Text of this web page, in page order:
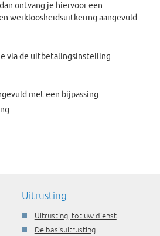
ontvang je hiervoor een
werkloosheidsuitkering aangevuld
via de uitbetalingsinstelling
met een bijpassing.
Uitrusting
Uitrusting, tot uw dienst
De basisuitrusting